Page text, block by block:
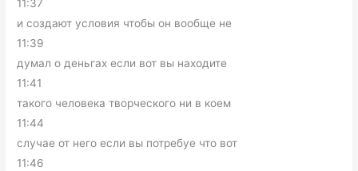
11:37
и создают условия чтобы он вообще не
11:39
думал о деньгах если вот вы находите
11:41
такого человека творческого ни в коем
11:44
случае от него если вы потребуе что вот
11:46